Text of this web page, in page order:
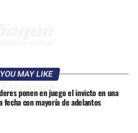
YOU MAY LIKE
ponen en juego el invicto en una
fecha con mayoría de adelantos